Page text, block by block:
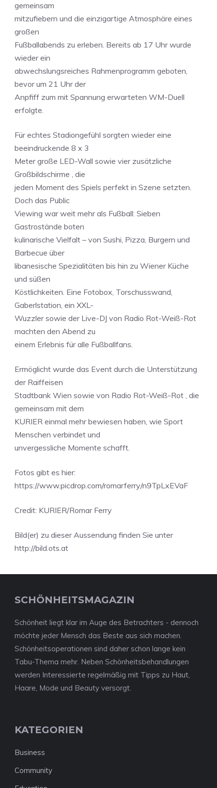
gemeinsam
mitzufiebern und die einzigartige Atmosphäre eines
großen
Fußballabends zu erleben. Bereits ab 17 Uhr wurde
wieder ein
abwechslungsreiches Rahmenprogramm geboten,
bevor um 21 Uhr der
Anpfiff zum mit Spannung erwarteten WM-Duell
erfolgte.
Für echtes Stadiongefühl sorgten wieder eine
beeindruckende 8 x 3
Meter große LED-Wall sowie vier zusätzliche
Großbildschirme , die
jeden Moment des Spiels perfekt in Szene setzten.
Doch das Public
Viewing war weit mehr als Fußball: Sieben
Gastrostände boten
kulinarische Vielfalt – von Sushi, Pizza, Burgern und
Barbecue über
libanesische Spezialitäten bis hin zu Wiener Küche
und süßen
Köstlichkeiten. Eine Fotobox, Torschusswand,
Gaberlstation, ein XXL-
Wuzzler sowie der Live-DJ von Radio Rot-Weiß-Rot
machten den Abend zu
einem Erlebnis für alle Fußballfans.
Ermöglicht wurde das Event durch die Unterstützung
der Raiffeisen
Stadtbank Wien sowie von Radio Rot-Weiß-Rot , die
gemeinsam mit dem
KURIER einmal mehr bewiesen haben, wie Sport
Menschen verbindet und
unvergessliche Momente schafft.
Fotos gibt es hier:
https://www.picdrop.com/romarferry/n9TpLxEVaF
Credit: KURIER/Romar Ferry
Bild(er) zu dieser Aussendung finden Sie unter
http://bild.ots.at
SCHÖNHEITSMAGAZIN
Schönheit liegt klar im Auge des Betrachters - dennoch
möchte jeder Mensch das Beste aus sich machen.
Schönheitsoperationen sind daher schon lange kein
Tabu-Thema mehr. Neben Schönheitsbehandlungen
werden Interessierte regelmäßig mit Tipps zu Haut,
Haare, Mode und Beauty versorgt.
KATEGORIEN
Business
Community